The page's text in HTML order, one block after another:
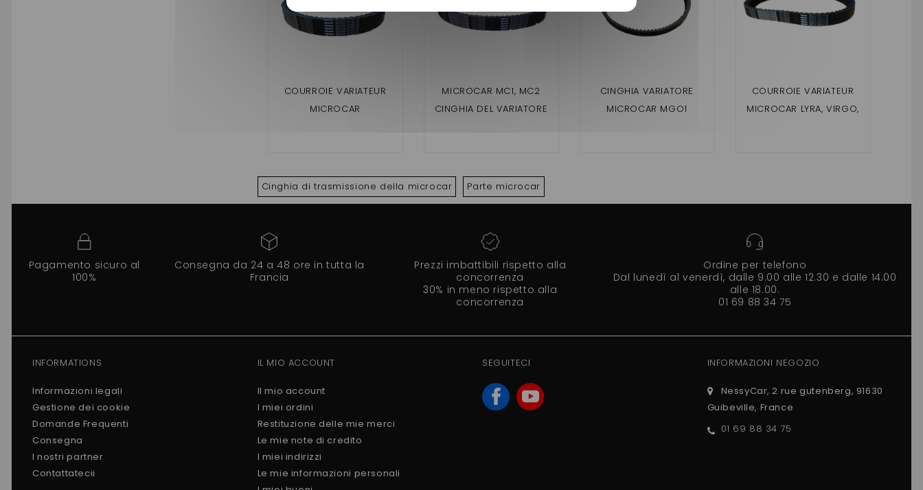
COURROIE VARIATEUR
MICROCAR
(ADAPTABLE)
MICROCAR MC1, MC2
CINGHIA DEL VARIATORE
CINGHIA VARIATORE
MICROCAR MGO1
COURROIE VARIATEUR
MICROCAR LYRA, VIRGO,
Cinghia di trasmissione della microcar
Parte microcar
Pagamento sicuro al
100%
Consegna da 24 a 48 ore in tutta la
Francia
Prezzi imbattibili rispetto alla
concorrenza
30% in meno rispetto alla
concorrenza
Ordine per telefono
Dal lunedì al venerdì, dalle 9.00 alle 12.30 e dalle 14.00
alle 18.00.
01 69 88 34 75
INFORMATIONS
Informazioni legali
Gestione dei cookie
Domande Frequenti
Consegna
I nostri partner
Contattatecii
IL MIO ACCOUNT
Il mio account
I miei ordini
Restituzione delle mie merci
Le mie note di credito
I miei indirizzi
Le mie informazioni personali
SEGUITECI INFORMAZIONI NEGOZIO
NessyCar, 2 rue gutenberg, 91630
Guibeville, France
01 69 88 34 75